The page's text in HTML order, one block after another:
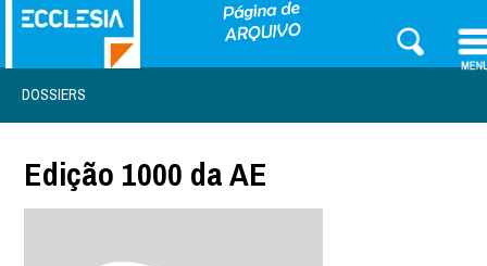
DOSSIERS
Edição 1000 da AE